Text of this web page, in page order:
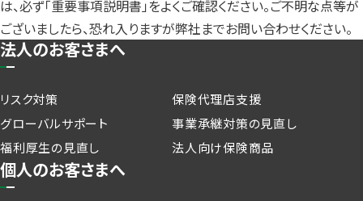
は、必ず「重要事項説明書」をよくご確認ください。ご不明な点等が
ございましたら、恐れ入りますが弊社までお問い合わせください。
法人のお客さまへ
リスク対策
保険代理店支援
グローバルサポート
事業承継対策の見直し
福利厚生の見直し
法人向け保険商品
個人のお客さまへ